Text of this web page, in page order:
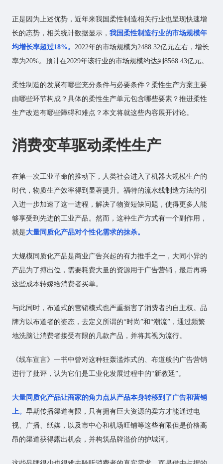
正是因为上述优势，近年来我国柔性制造相关行业也呈现快速增
长的态势，相关统计数据显示， 我国柔性制造行业的市场规模年
均增长率超过18%。 2022年的市场规模为2488.32亿元左右，增长
率为20%。预计在2029年该行业的市场规模约达到8568.43亿元。
柔性制造的发展有哪些充分条件与必要条件？柔性生产方案主要
由哪些环节构成？具体的柔性生产单元包含哪些要素？推进柔性
生产改造有哪些障碍和难点？本文将就这些内容展开讨论。
消费变革驱动柔性生产
在第一次工业革命的推动下，人类社会进入了机器大规模生产的
时代，物质生产效率得到显著提升。福特的流水线制造方法的引
入进一步加速了这一进程，解决了物资短缺问题，使得更多人能
够享受到先进的工业产品。然而，这种生产方式有一个副作用，
就是大量同质化产品对个性化需求的抹杀。
大规模同质化产品是商业广告兴起的有力推手之一，大同小异的
产品为了搏出位，需要耗费大量的资源用于广告营销，最后再将
这些成本转嫁给消费者买单。
与此同时，布道式的营销模式也严重损害了消费者的自主权。品
牌方以布道者的姿态，去定义所谓的“时尚”和“潮流”，通过频繁
地洗脑让消费者接受有限的几款产品，并将其视为流行。
《线车宣言》一书中曾对这种狂轰滥炸式的、布道般的广告营销
进行了批评，认为它们是工业化发展过程中的“新教廷”。
大量同质化产品让商家的角力点从产品本身转移到了广告和营销
上。 早期传播渠道有限，只有拥有巨大资源的卖方才能通过电
视、广播、纸媒，以及市中心和机场旺铺等这些有限但是价格高
昂的渠道获得露出机会，并构筑品牌溢价的护城河。